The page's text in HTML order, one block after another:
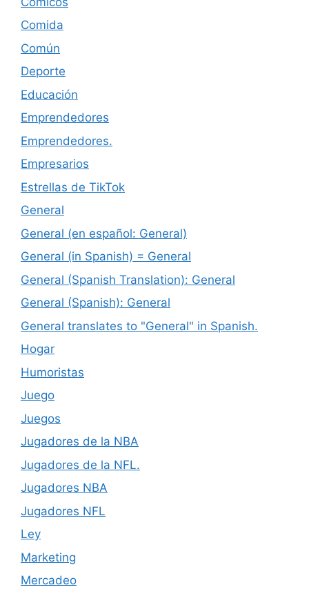
Comida
Común
Deporte
Educación
Emprendedores
Emprendedores.
Empresarios
Estrellas de TikTok
General
General (en español: General)
General (in Spanish) = General
General (Spanish Translation): General
General (Spanish): General
General translates to "General" in Spanish.
Hogar
Humoristas
Juego
Juegos
Jugadores de la NBA
Jugadores de la NFL.
Jugadores NBA
Jugadores NFL
Ley
Marketing
Mercadeo